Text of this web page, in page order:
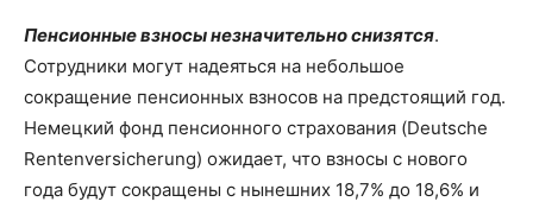
Пенсионные взносы незначительно снизятся.
Сотрудники могут надеяться на небольшое
сокращение пенсионных взносов на предстоящий год.
Немецкий фонд пенсионного страхования (Deutsche
Rentenversicherung) ожидает, что взносы с нового
года будут сокращены с нынешних 18,7% до 18,6% и